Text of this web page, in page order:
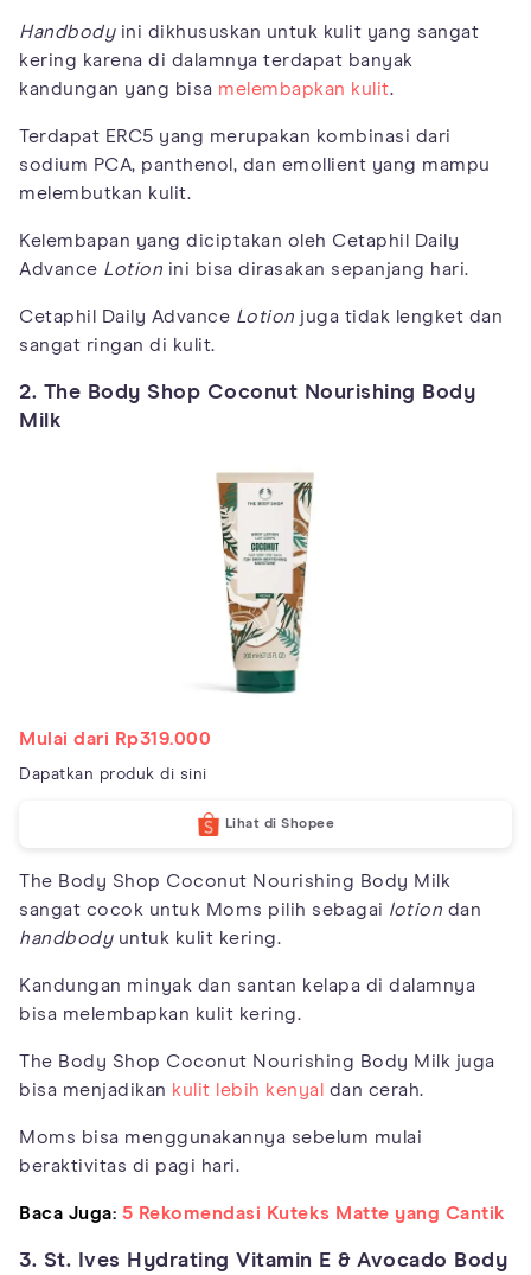
Handbodyini dikhususkan untuk kulit yang sangat
kering karena di dalamnya terdapat banyak
kandungan yang bisa melembapkan kulit.
Terdapat ERC5 yang merupakan kombinasi dari
sodium PCA, panthenol, dan emollient yang mampu
melembutkan kulit.
Kelembapan yang diciptakan oleh Cetaphil Daily
Advance Lotion ini bisa dirasakan sepanjang hari.
Cetaphil Daily Advance Lotion juga tidak lengket dan
sangat ringan di kulit.
2. The Body Shop Coconut Nourishing Body
Milk
Mulai dari Rp319.000
Dapatkan produk di sini
Lihat di Shopee
The Body Shop Coconut Nourishing Body Milk
sangat cocok untuk Moms pilih sebagai lotion dan
handbodyuntuk kulit kering.
Kandungan minyak dan santan kelapa di dalamnya
bisa melembapkan kulit kering.
The Body Shop Coconut Nourishing Body Milk juga
bisa menjadikan kulit lebih kenyal dan cerah.
Moms bisa menggunakannya sebelum mulai
beraktivitas di pagi hari.
Baca Juga: 5 Rekomendasi Kuteks Matte yang Cantik
3. St. Ives Hydrating Vitamin E & Avocado Body